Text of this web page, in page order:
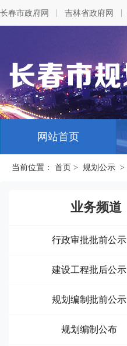
长春市政府网 吉林省政府网
网站首页
当前位置： 首页 > 规划公示 >
业务频道
行政审批批前公示
建设工程批后公示
规划编制批前公示
规划编制公布